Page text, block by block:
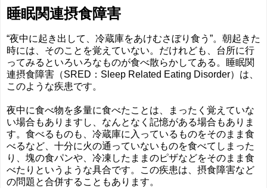
睡眠関連摂食障害
“夜中に起き出して、冷蔵庫をあけむさぼり食う”。朝起きた
時には、そのことを覚えていない。だけれども、台所に行
ってみるといろいろなものが食べ散らかしてある。睡眠関
連摂食障害（SRED：Sleep Related Eating Disorder）は、
このような疾患です。
夜中に食べ物を多量に食べたことは、まったく覚えていな
い場合もありますし、なんとなく記憶がある場合もありま
す。食べるものも、冷蔵庫に入っているものをそのまま食
べるなど、十分に火の通っていないものを食べてしまった
り、塊の食パンや、冷凍したままのピザなどをそのまま食
べたりというような具合です。この疾患は、摂食障害など
の問題と合併することもあります。